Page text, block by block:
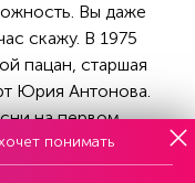
Вы даже
скажу. В 1975
пацан, старшая
Юрия Антонова.
на первом
что это был
оказался. И вот
понимать